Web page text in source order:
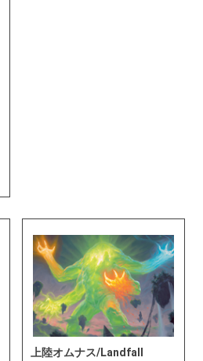
上陸オムナス/Landfall